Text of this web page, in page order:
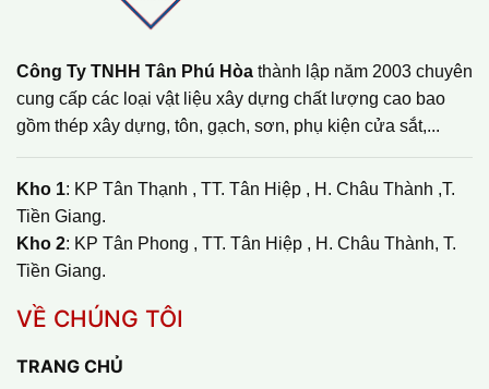
Công Ty TNHH Tân Phú Hòa thành lập năm 2003 chuyên
cung cấp các loại vật liệu xây dựng chất lượng cao bao
gồm thép xây dựng, tôn, gạch, sơn, phụ kiện cửa sắt,...
Kho 1: KP Tân Thạnh , TT. Tân Hiệp , H. Châu Thành ,T.
Tiền Giang.
Kho 2: KP Tân Phong , TT. Tân Hiệp , H. Châu Thành, T.
Tiền Giang.
VỀ CHÚNG TÔI
TRANG CHỦ